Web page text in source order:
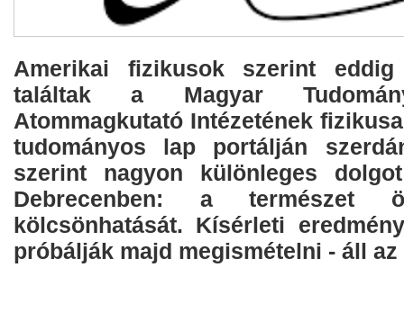
Amerikai fizikusok szerint
találtak a Magyar
Atommagkutató Intézetének
tudományos lap portálján
szerint nagyon különleges
Debrecenben: a természet
kölcsönhatását. Kísérleti
próbálják majd megismételni - áll az